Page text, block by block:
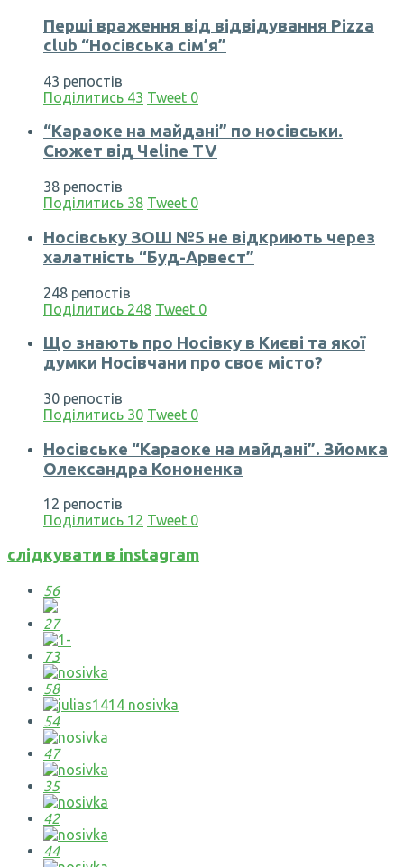
Перші враження від відвідування Pizza
club “Носівська сім’я”
43 репостів
Поділитись 43 Tweet 0
“Караоке на майдані” по носівськи.
Сюжет від Чеline TV
38 репостів
Поділитись 38 Tweet 0
Носівську ЗОШ №5 не відкриють через
халатність “Буд-Арвест”
248 репостів
Поділитись 248 Tweet 0
Що знають про Носівку в Києві та якої
думки Носівчани про своє місто?
30 репостів
Поділитись 30 Tweet 0
Носівське “Караоке на майдані”. Зйомка
Олександра Кононенка
12 репостів
Поділитись 12 Tweet 0
слідкувати в instagram
56
27
73
58
54
47
35
42
44